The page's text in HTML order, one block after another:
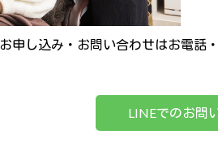
お申し込み・お問い合わせはお電話
LINEでのお問